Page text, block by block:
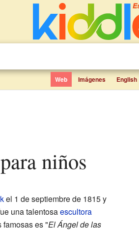
Web Imágenes English
niños
el 1 de septiembre de 1815 y
una talentosaescultora
famosas es "El Ángel de las